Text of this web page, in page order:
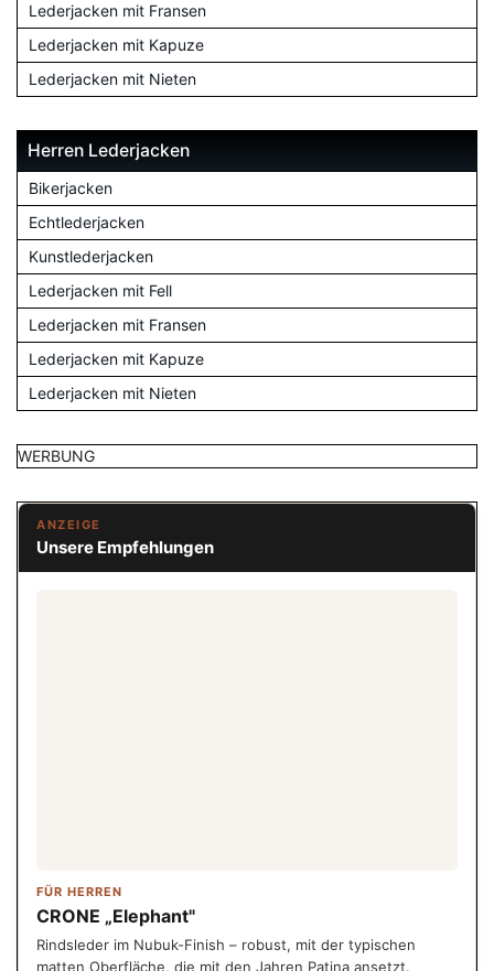
Lederjacken mit Fransen
Lederjacken mit Kapuze
Lederjacken mit Nieten
Herren Lederjacken
Bikerjacken
Echtlederjacken
Kunstlederjacken
Lederjacken mit Fell
Lederjacken mit Fransen
Lederjacken mit Kapuze
Lederjacken mit Nieten
WERBUNG
ANZEIGE
Unsere Empfehlungen
FÜR HERREN
CRONE „Elephant"
Rindsleder im Nubuk-Finish – robust, mit der typischen
matten Oberfläche, die mit den Jahren Patina ansetzt.